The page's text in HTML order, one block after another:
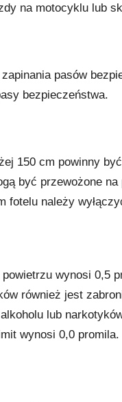
na motocyklu lub
pasów
bezpieczeństwa.
150 cm powinny
być przewożone
fotelu należy
wynosi 0,5
również jest
lub
wynosi 0,0 promila.